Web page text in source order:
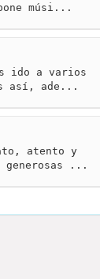
músi...
ido a varios
así, ade...
atento y
...